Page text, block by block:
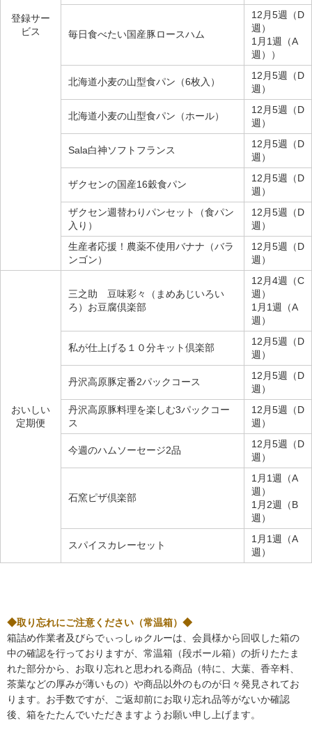
登録サー
ビス
毎日食べたい国産豚ロースハム
12月5週（D
週）
1月1週（A
週））
北海道小麦の山型食パン（6枚入）
12月5週（D
週）
北海道小麦の山型食パン（ホール）
12月5週（D
週）
Sala白神ソフトフランス
12月5週（D
週）
ザクセンの国産16穀食パン
12月5週（D
週）
ザクセン週替わりパンセット（食パン
入り）
12月5週（D
週）
生産者応援！農薬不使用バナナ（バラ
ンゴン）
12月5週（D
週）
おいしい
定期便
三之助 豆味彩々（まめあじいろい
ろ）お豆腐倶楽部
12月4週（C
週）
1月1週（A
週）
私が仕上げる１０分キット倶楽部
12月5週（D
週）
丹沢高原豚定番2パックコース
12月5週（D
週）
丹沢高原豚料理を楽しむ3パックコー
ス
12月5週（D
週）
今週のハムソーセージ2品
12月5週（D
週）
石窯ピザ倶楽部
1月1週（A
週）
1月2週（B
週）
スパイスカレーセット
1月1週（A
週）
◆取り忘れにご注意ください（常温箱）◆
箱詰め作業者及びらでぃっしゅクルーは、会員様から回収した箱の
中の確認を行っておりますが、常温箱（段ボール箱）の折りたたま
れた部分から、お取り忘れと思われる商品（特に、大葉、香辛料、
茶葉などの厚みが薄いもの）や商品以外のものが日々発見されてお
ります。お手数ですが、ご返却前にお取り忘れ品等がないか確認
後、箱をたたんでいただきますようお願い申し上げます。